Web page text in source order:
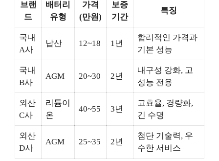
브랜
드
배터리
유형
가격
(만원)
보증
기간
특징
국내
A사
납산 12~18 1년
합리적인 가격과
기본 성능
국내
B사
AGM 20~30 2년
내구성 강화, 고
성능 전용
외산
C사
리튬이
온
40~55 3년
고효율, 경량화,
긴 수명
외산
D사
AGM 25~35 2년
첨단 기술력, 우
수한 서비스